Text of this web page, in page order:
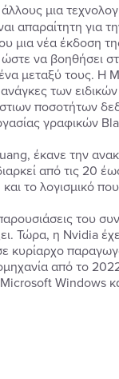
μια
απαραίτητη
νέα έκδοση
ώστε να
μεταξύ τους. Η
των
γραφικών
έκανε την
από τις 20
το λογισμικό
του
Τώρα, η Nvidia
κυρίαρχο
από το
Windows